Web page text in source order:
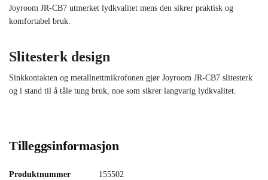
Joyroom JR-CB7 utmerket lydkvalitet mens den sikrer praktisk og
komfortabel bruk.
Slitesterk design
Sinkkontakten og metallnettmikrofonen gjør Joyroom JR-CB7 slitesterk
og i stand til å tåle tung bruk, noe som sikrer langvarig lydkvalitet.
Tilleggsinformasjon
Produktnummer 155502